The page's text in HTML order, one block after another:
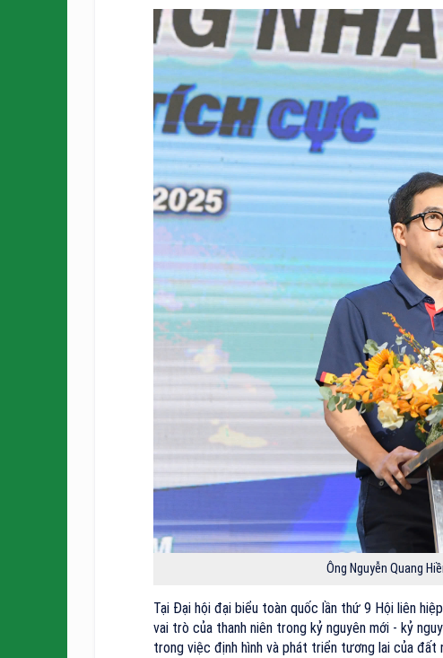
Ông Nguyễn Quang
Tại Đại hội đại biểu toàn quốc lần thứ 9 Hội liên
vai trò của thanh niên trong kỷ nguyên mới - kỷ
trong việc định hình và phát triển tương lai của